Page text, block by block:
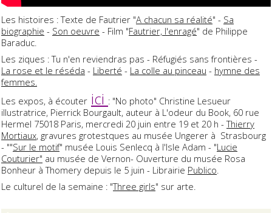
Les histoires : Texte de Fautrier "A chacun sa réalité" - Sa
biographie - Son oeuvre - Film "Fautrier, l'enragé" de Philippe
Baraduc.
Les ziques : Tu n'en reviendras pas - Réfugiés sans frontières -
La rose et le réséda - Liberté - La colle au pinceau - hymne des
femmes.
Les expos, à écouter ici : "No photo" Christine Lesueur
illustratrice, Pierrick Bourgault, auteur à L'odeur du Book, 60 rue
Hermel 75018 Paris, mercredi 20 juin entre 19 et 20 h -Thierry
Mortiaux, gravures grotestques au musée Ungerer à Strasbourg
- ""Sur le motif" musée Louis Senlecq à l'Isle Adam - "Lucie
Couturier" au musée de Vernon- Ouverture du musée Rosa
Bonheur à Thomery depuis le 5 juin - Librairie Publico.
Le culturel de la semaine : "Three girls" sur arte.